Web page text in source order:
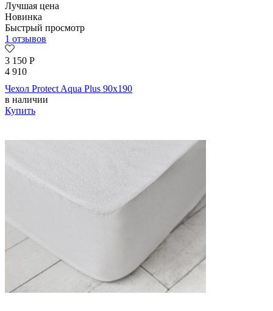
Лучшая цена
Новинка
Быстрый просмотр
1 отзывов
3 150 Р
4 910
Чехол Protect Aqua Plus 90х190
в наличии
Купить